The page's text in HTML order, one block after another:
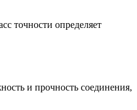
точности определяет
и прочность соединения,